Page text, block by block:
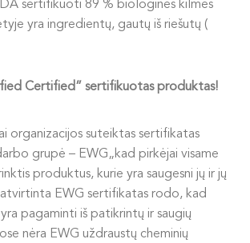
sertifikuoti 89 % biologinės kilmės
yra ingredientų, gautų iš riešutų (
Certified” sertifikuotas produktas!
organizacijos suteiktas sertifikatas
grupė – EWG„kad pirkėjai visame
produktus, kurie yra saugesni jų ir jų
EWG sertifikatas rodo, kad
pagaminti iš patikrintų ir saugių
nėra EWG uždraustų cheminių